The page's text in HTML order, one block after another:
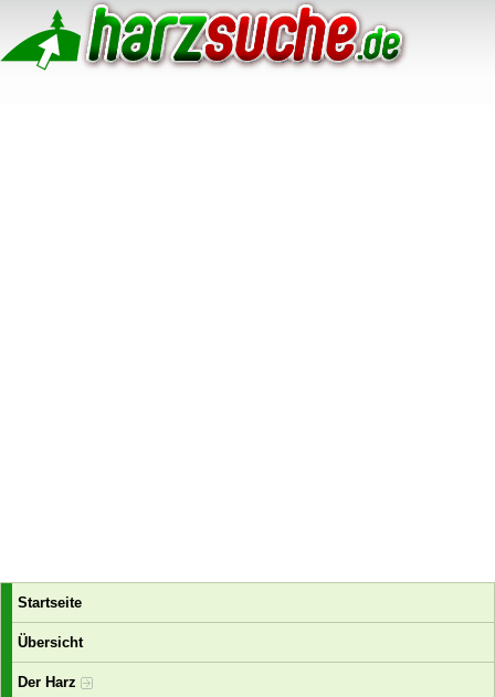
Startseite
Übersicht
Der Harz